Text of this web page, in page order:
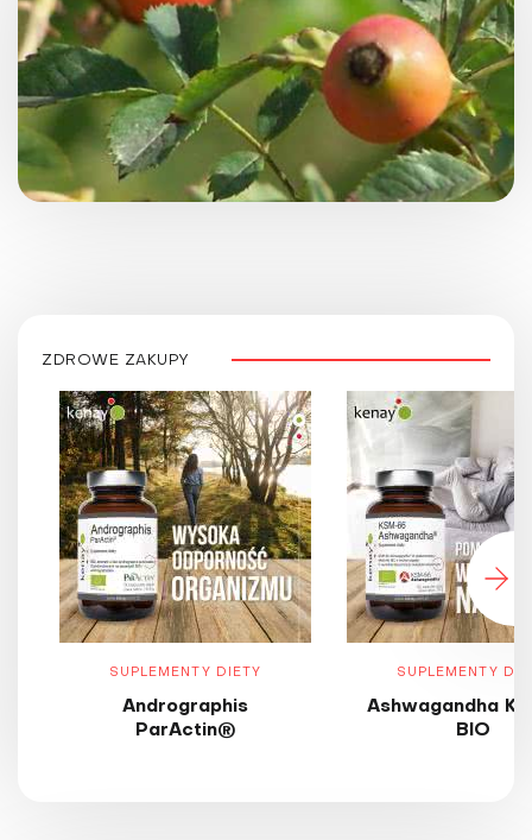
ZDROWE ZAKUPY
SUPLEMENTY DIETY
Andrographis
ParActin®
SUPLEMENTY
Ashwagandha
BIO